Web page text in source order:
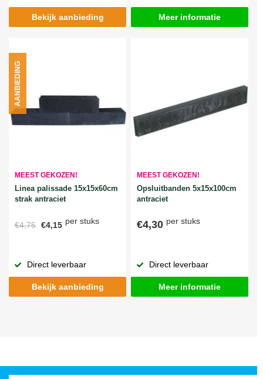
Bekijk aanbieding Meer informatie
MEEST GEKOZEN!
Linea palissade 15x15x60cm
strak antraciet
€4,75 €4,15 per stuks
AANBIEDING
Direct leverbaar
Bekijk aanbieding
MEEST GEKOZEN!
Opsluitbanden 5x15x100cm
antraciet
€4,30 per stuks
Direct leverbaar
Meer informatie